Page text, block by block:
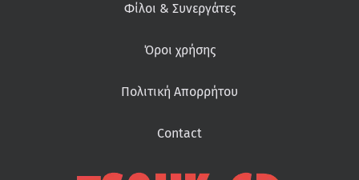
Φίλοι & Συνεργάτες
Όροι χρήσης
Πολιτική Απορρήτου
Contact